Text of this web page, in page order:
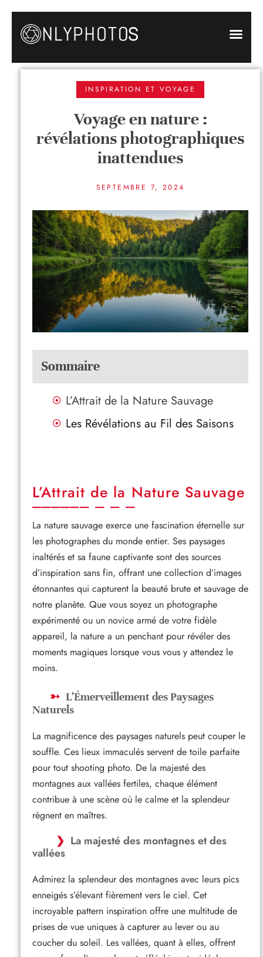
INSPIRATION ET VOYAGE
Voyage en nature :
révélations photographiques
inattendues
SEPTEMBRE 7, 2024
Sommaire
L’Attrait de la Nature Sauvage
Les Révélations au Fil des Saisons
L’Attrait de la Nature Sauvage
La nature sauvage exerce une fascination éternelle sur
les photographes du monde entier. Ses paysages
inaltérés et sa faune captivante sont des sources
d’inspiration sans fin, offrant une collection d’images
étonnantes qui capturent la beauté brute et sauvage de
notre planète. Que vous soyez un photographe
expérimenté ou un novice armé de votre fidèle
appareil, la nature a un penchant pour révéler des
moments magiques lorsque vous vous y attendez le
moins.
L’Émerveillement des Paysages
Naturels
La magnificence des paysages naturels peut couper le
souffle. Ces lieux immaculés servent de toile parfaite
pour tout shooting photo. De la majesté des
montagnes aux vallées fertiles, chaque élément
contribue à une scène où le calme et la splendeur
règnent en maîtres.
La majesté des montagnes et des
vallées
Admirez la splendeur des montagnes avec leurs pics
enneigés s’élevant fièrement vers le ciel. Cet
incroyable pattern inspiration offre une multitude de
prises de vue uniques à capturer au lever ou au
coucher du soleil. Les vallées, quant à elles, offrent